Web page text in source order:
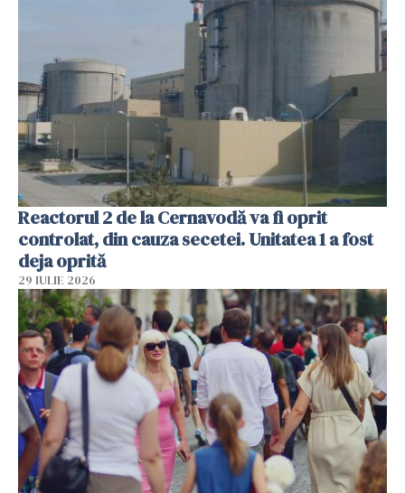
Reactorul 2 de la Cernavodă va fi oprit
controlat, din cauza secetei. Unitatea 1 a fost
deja oprită
29 IULIE 2026